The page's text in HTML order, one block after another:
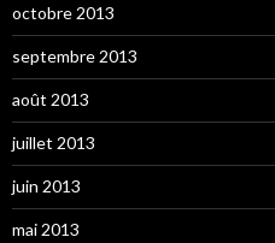
octobre 2013
septembre 2013
août 2013
juillet 2013
juin 2013
mai 2013